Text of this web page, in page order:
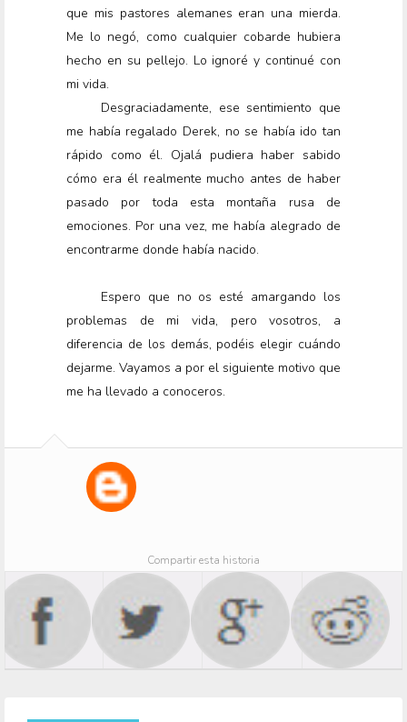
que mis pastores alemanes eran una mierda.
Me lo negó, como cualquier cobarde hubiera
hecho en su pellejo. Lo ignoré y continué con
mi vida.
Desgraciadamente, ese sentimiento que
me había regalado Derek, no se había ido tan
rápido como él. Ojalá pudiera haber sabido
cómo era él realmente mucho antes de haber
pasado por toda esta montaña rusa de
emociones. Por una vez, me había alegrado de
encontrarme donde había nacido.
Espero que no os esté amargando los
problemas de mi vida, pero vosotros, a
diferencia de los demás, podéis elegir cuándo
dejarme. Vayamos a por el siguiente motivo que
me ha llevado a conoceros.
Compartir esta historia